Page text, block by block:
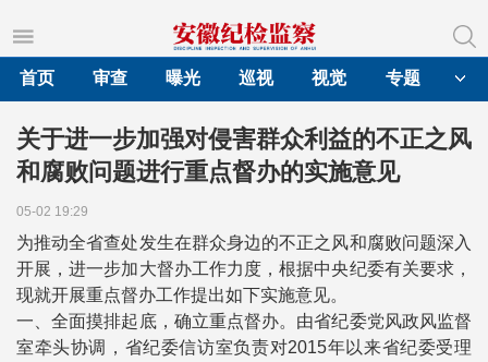
首页
审查 曝光 巡视 视觉 专题
关于进一步加强对侵害群众利益的不正之风
和腐败问题进行重点督办的实施意见
05-02 19:29
为推动全省查处发生在群众身边的不正之风和腐败问题深入
开展，进一步加大督办工作力度，根据中央纪委有关要求，
现就开展重点督办工作提出如下实施意见。
一、全面摸排起底，确立重点督办。由省纪委党风政风监督
室牵头协调，省纪委信访室负责对2015年以来省纪委受理